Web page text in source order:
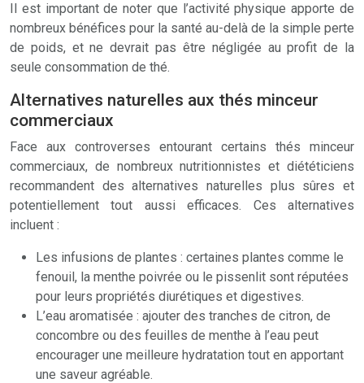
Il est important de noter que l’activité physique apporte de
nombreux bénéfices pour la santé au-delà de la simple perte
de poids, et ne devrait pas être négligée au profit de la
seule consommation de thé.
Alternatives naturelles aux thés minceur
commerciaux
Face aux controverses entourant certains thés minceur
commerciaux, de nombreux nutritionnistes et diététiciens
recommandent des alternatives naturelles plus sûres et
potentiellement tout aussi efficaces. Ces alternatives
incluent :
Les infusions de plantes : certaines plantes comme le
fenouil, la menthe poivrée ou le pissenlit sont réputées
pour leurs propriétés diurétiques et digestives.
L’eau aromatisée : ajouter des tranches de citron, de
concombre ou des feuilles de menthe à l’eau peut
encourager une meilleure hydratation tout en apportant
une saveur agréable.